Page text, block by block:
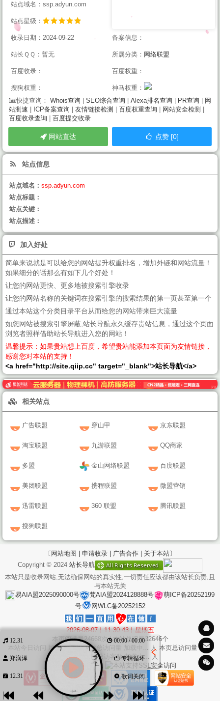
站点域名：ssp.adyun.com
站点星级：
收录日期：2024-09-22 备案信息：
站长ＱＱ：暂无 所属分类： 网络联盟
百度收录： 百度权重：
搜狗权重： 神马权重：
快捷查询： Whois查询 SEO综合查询 Alexa排名查询 PR查询
网
站测速
ICP备案查询 友情链接检测 百度权重查询 网站安全检测
百度收录查询
百度提交收录
网站直达 点赞 [0]
站点信息
站点域名： ssp.adyun.com
站点标题：
站点关键：
站点描述：
加入好处
简单来说就是可以给您的网站提升权重排名，增加外链和网站流量！
如果细分的话那么有如下几个好处！
让您的网站更快、更多地被搜索引擎收录
让您的网站名称的关键词在搜索引擎的搜索结果的第一页甚至第一个
通过本站这个分类目录平台从而给您的网站带来巨大流量
如您网站被搜索引擎屏蔽,站长导航永久缓存贵站信息，通过这个页面
浏览者照样借助站长导航进入您的网站！
温馨提示：如果贵站想上百度，希望贵站能添加本页面为友情链接，
感谢您对本站的支持！
<a href="http://site.qiip.cc" target="_blank">站长导航</a>
相关站点
广告联盟 穿山甲 京东联盟
淘宝联盟 九游联盟 QQ商家
多盟 金山网络联盟 百度联盟
美团联盟 携程联盟 微盟营销
迅雷联盟 360 联盟 腾讯联盟
搜狗联盟
〔网站地图 | 申请收录 | 广告合作 | 关于本站〕
Copyright © 2024 站长导航
本站只是收录网站,无法确保网站的真实性,一切责任应该都由该站长负责,且
与本站无关
易AIA盟2025090000号
梵AIA盟2024128888号
萌ICP备20252199
号
网WLC备20252152
2026-08-07丨11:30:43丨星期五
本页阅读量24668 次 | 本站总IP量32646个
本站今日访问
加载中...次 本站总访问量 加载中... 人 本页总访问量 加载
中...次 本站总访客数加载中... 人
12.31 00:00 / 00:00
郑润泽 专辑循环
12.31 歌词关闭